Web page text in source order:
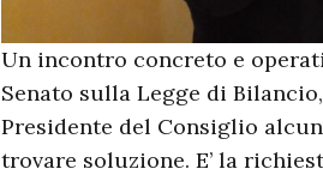
Un incontro concreto e
Senato sulla Legge di
Presidente del Consiglio
trovare soluzione. E’ la